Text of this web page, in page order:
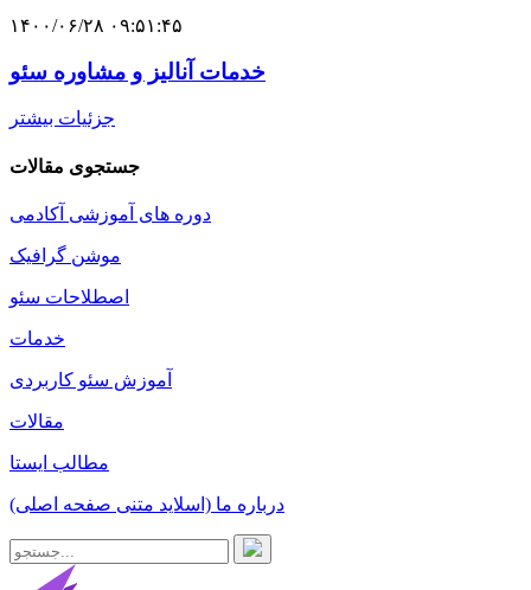
۱۴۰۰/۰۶/۲۸ ۰۹:۵۱:۴۵
خدمات آنالیز و مشاوره سئو
جزئیات بیشتر
جستجوی مقالات
دوره های آموزشی آکادمی
موشن گرافیک
اصطلاحات سئو
خدمات
آموزش سئو کاربردی
مقالات
مطالب ایستا
درباره ما (اسلاید متنی صفحه اصلی)